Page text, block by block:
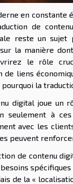
en constante
de
reste un
la manière
le rôle
liens
la
digital joue un
seulement à
avec les
peuvent
de contenu
de la «